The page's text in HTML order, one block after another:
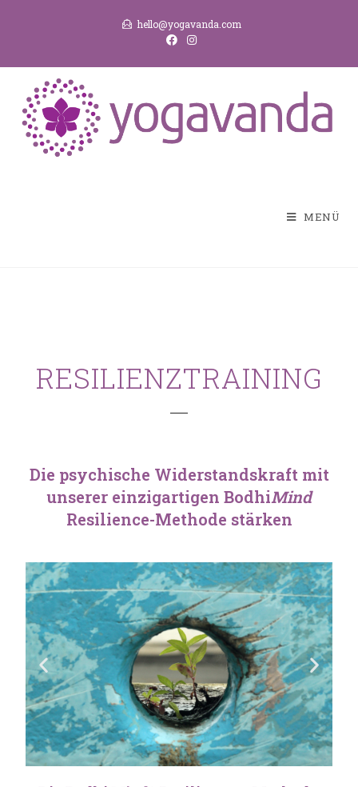
hello@yogavanda.com
MENÜ
RESILIENZTRAINING
Die psychische Widerstandskraft mit
unserer einzigartigen BodhiMind
Resilience-Methode stärken